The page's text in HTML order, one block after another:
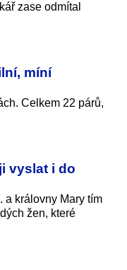
zase odmítal
míní
Celkem 22 párů,
vyslat i do
a královny Mary tím
žen, které